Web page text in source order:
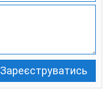
Зареєструватись